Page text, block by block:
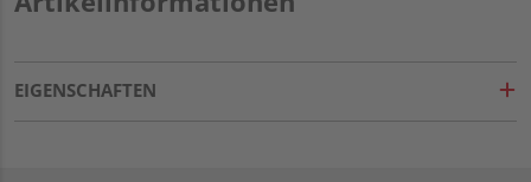
EIGENSCHAFTEN